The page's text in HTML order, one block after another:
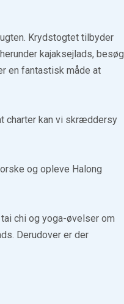
Krydstogtet tilbyder
kajaksejlads, besøg
en fantastisk måde at
charter kan vi skræddersy
og opleve Halong
chi og yoga-øvelser om
Derudover er der